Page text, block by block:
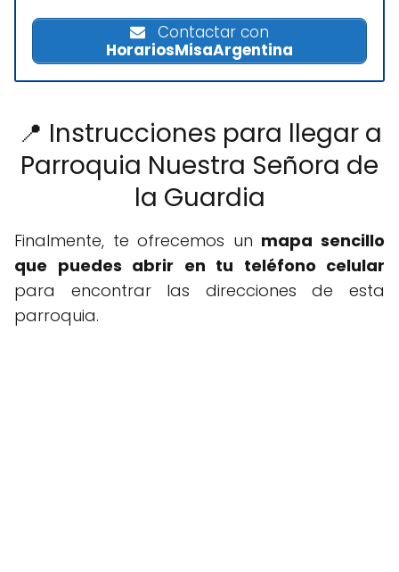
Contactar con
HorariosMisaArgentina
📍 Instrucciones para llegar a
Parroquia Nuestra Señora de
la Guardia
Finalmente, te ofrecemos un mapa sencillo
que puedes abrir en tu teléfono celular
para encontrar las direcciones de esta
parroquia.